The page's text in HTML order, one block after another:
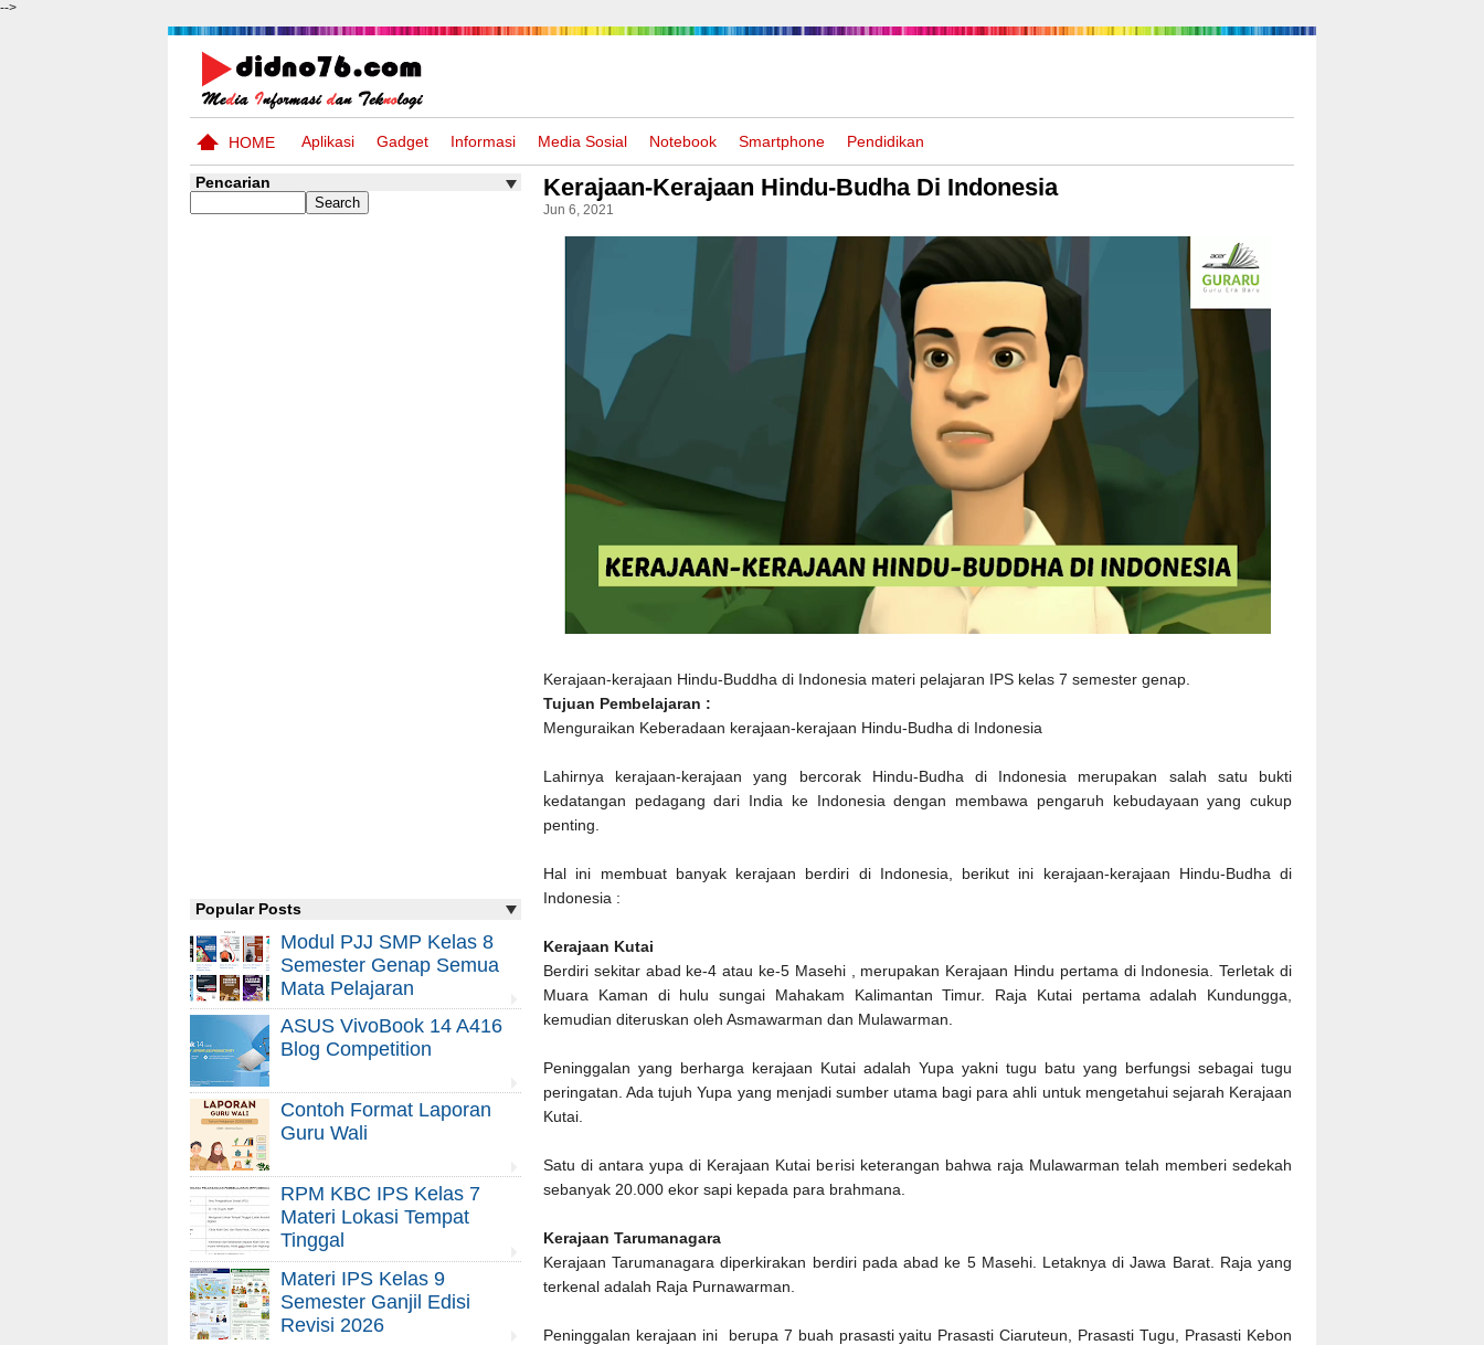
-->
HOME Aplikasi Gadget Informasi Media Sosial Notebook Smartphone Pendidikan
Kerajaan-Kerajaan Hindu-Budha Di Indonesia
Jun 6, 2021
Kerajaan-kerajaan Hindu-Buddha di Indonesia materi pelajaran IPS kelas 7 semester genap.
Tujuan Pembelajaran :
Menguraikan Keberadaan kerajaan-kerajaan Hindu-Budha di Indonesia
Lahirnya kerajaan-kerajaan yang bercorak Hindu-Budha di Indonesia merupakan salah satu bukti
kedatangan pedagang dari India ke Indonesia dengan membawa pengaruh kebudayaan yang cukup
penting.
Hal ini membuat banyak kerajaan berdiri di Indonesia, berikut ini kerajaan-kerajaan Hindu-Budha di
Indonesia :
Kerajaan Kutai
Berdiri sekitar abad ke-4 atau ke-5 Masehi , merupakan Kerajaan Hindu pertama di Indonesia. Terletak di
Muara Kaman di hulu sungai Mahakam Kalimantan Timur. Raja Kutai pertama adalah Kundungga,
kemudian diteruskan oleh Asmawarman dan Mulawarman.
Peninggalan yang berharga kerajaan Kutai adalah Yupa yakni tugu batu yang berfungsi sebagai tugu
peringatan. Ada tujuh Yupa yang menjadi sumber utama bagi para ahli untuk mengetahui sejarah Kerajaan
Kutai.
Satu di antara yupa di Kerajaan Kutai berisi keterangan bahwa raja Mulawarman telah memberi sedekah
sebanyak 20.000 ekor sapi kepada para brahmana.
Kerajaan Tarumanagara
Kerajaan Tarumanagara diperkirakan berdiri pada abad ke 5 Masehi. Letaknya di Jawa Barat. Raja yang
terkenal adalah Raja Purnawarman.
Peninggalan kerajaan ini berupa 7 buah prasasti yaitu Prasasti Ciaruteun, Prasasti Tugu, Prasasti Kebon
Pencarian
Popular Posts
Modul PJJ SMP Kelas 8
Semester Genap Semua
Mata Pelajaran
ASUS VivoBook 14 A416
Blog Competition
Contoh Format Laporan
Guru Wali
RPM KBC IPS Kelas 7
Materi Lokasi Tempat
Tinggal
Materi IPS Kelas 9
Semester Ganjil Edisi
Revisi 2026